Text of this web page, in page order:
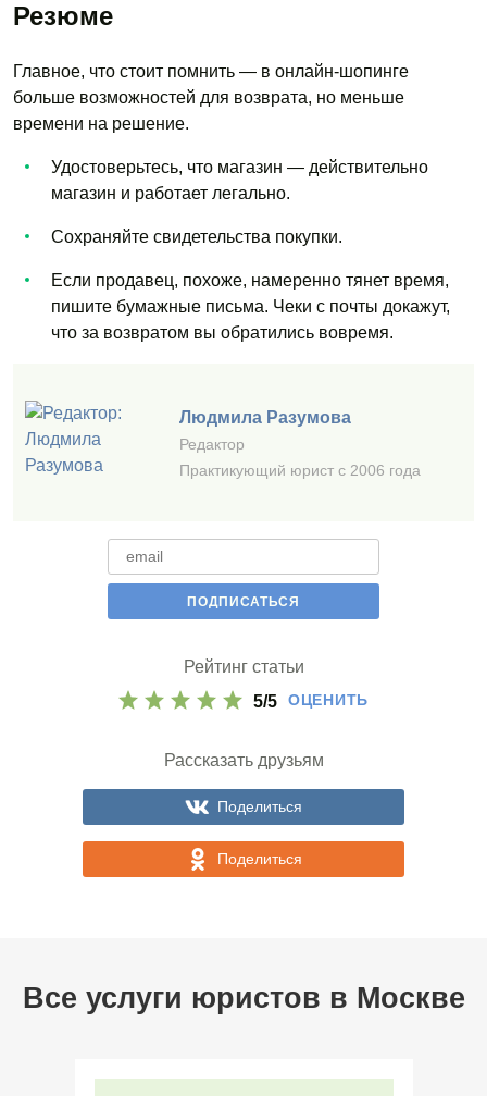
Резюме
Главное, что стоит помнить — в онлайн-шопинге
больше возможностей для возврата, но меньше
времени на решение.
Удостоверьтесь, что магазин — действительно
магазин и работает легально.
Сохраняйте свидетельства покупки.
Если продавец, похоже, намеренно тянет время,
пишите бумажные письма. Чеки с почты докажут,
что за возвратом вы обратились вовремя.
Людмила Разумова
Редактор
Практикующий юрист с 2006 года
Рейтинг статьи
5/5 ОЦЕНИТЬ
Рассказать друзьям
Поделиться
Поделиться
Все услуги юристов в Москве